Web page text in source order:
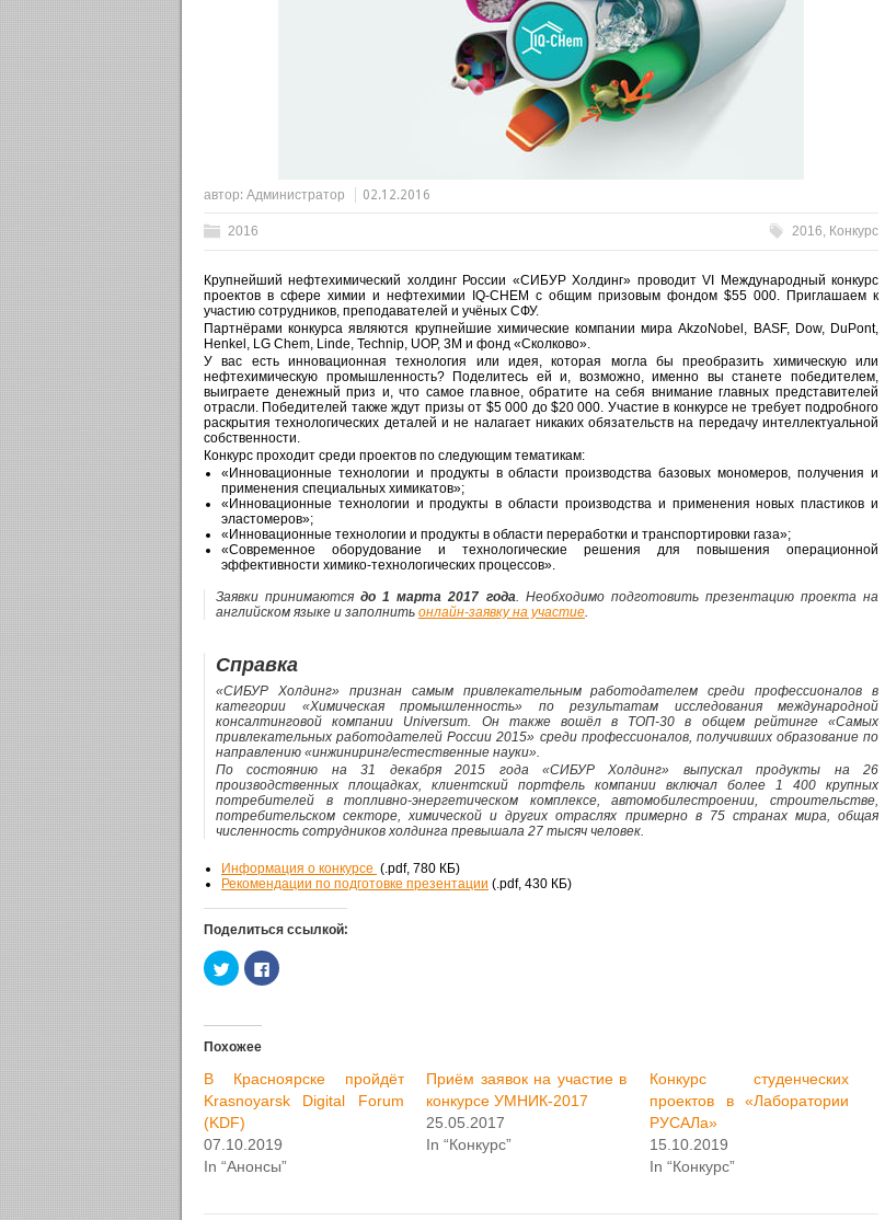
автор: Администратор 02.12.2016
2016 2016, Конкурс
Крупнейший нефтехимический холдинг России «СИБУР Холдинг» проводит VI Международный конкурс
проектов в сфере химии и нефтехимии IQ-CHEM c общим призовым фондом $55 000. Приглашаем к
участию сотрудников, преподавателей и учёных СФУ.
Партнёрами конкурса являются крупнейшие химические компании мира AkzoNobel, BASF, Dow, DuPont,
Henkel, LG Chem, Linde, Technip, UOP, 3M и фонд «Сколково».
У вас есть инновационная технология или идея, которая могла бы преобразить химическую или
нефтехимическую промышленность? Поделитесь ей и, возможно, именно вы станете победителем,
выиграете денежный приз и, что самое главное, обратите на себя внимание главных представителей
отрасли. Победителей также ждут призы от $5 000 до $20 000. Участие в конкурсе не требует подробного
раскрытия технологических деталей и не налагает никаких обязательств на передачу интеллектуальной
собственности.
Конкурс проходит среди проектов по следующим тематикам:
«Инновационные технологии и продукты в области производства базовых мономеров, получения и
применения специальных химикатов»;
«Инновационные технологии и продукты в области производства и применения новых пластиков и
эластомеров»;
«Инновационные технологии и продукты в области переработки и транспортировки газа»;
«Современное оборудование и технологические решения для повышения операционной
эффективности химико-технологических процессов».
Заявки принимаютсядо 1 марта 2017 года. Необходимо подготовить презентацию проекта на
английском языке и заполнить онлайн-заявку на участие.
Справка
«СИБУР Холдинг» признан самым привлекательным работодателем среди профессионалов в
категории «Химическая промышленность» по результатам исследования международной
консалтинговой компании Universum. Он также вошёл в ТОП-30 в общем рейтинге «Самых
привлекательных работодателей России 2015» среди профессионалов, получивших образование по
направлению «инжиниринг/естественные науки».
По состоянию на 31 декабря 2015 года «СИБУР Холдинг» выпускал продукты на 26
производственных площадках, клиентский портфель компании включал более 1 400 крупных
потребителей в топливно-энергетическом комплексе, автомобилестроении, строительстве,
потребительском секторе, химической и других отраслях примерно в 75 странах мира, общая
численность сотрудников холдинга превышала 27 тысяч человек.
Информация о конкурсе (.pdf, 780 КБ)
Рекомендации по подготовке презентации (.pdf, 430 КБ)
Поделиться ссылкой:
Н
а
т
е
,
ч
т
о
б
ы
п
о
д
е
Н
а
е
с
ь
ч
т
о
б
Похожее
В Красноярске пройдёт
Krasnoyarsk Digital Forum
(KDF)
07.10.2019
In “Анонсы”
Приём заявок на участие в
конкурсе УМНИК-2017
25.05.2017
In “Конкурс”
Конкурс студенческих
проектов в «Лаборатории
РУСАЛа»
15.10.2019
In “Конкурс”